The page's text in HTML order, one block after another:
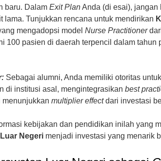
baru. Dalam Exit PlanAnda (di esai), jangan
lama. Tunjukkan rencana untuk mendirikan
mengadopsi model Nurse Practitioner
100 pasien di daerah terpencil dalam tahun
Sebagai alumni, Anda memiliki otoritas
di institusi asal, mengintegrasikan best
menunjukkan multiplier effectdari investasi
kebijakan dan pendidikan inilah yang
Negeri menjadi investasi yang menarik